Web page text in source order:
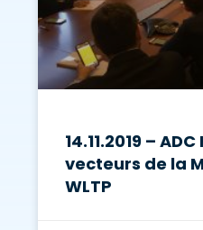
14.11.2019 –
vecteurs de la
WLTP